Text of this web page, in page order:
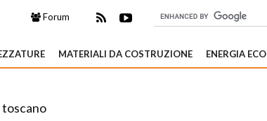
Forum
MATERIALI DA COSTRUZIONE ENERGIA ECO
toscano